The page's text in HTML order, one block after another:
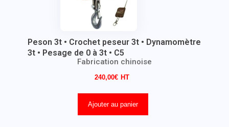
Peson 3t • Crochet peseur 3t • Dynamomètre
3t • Pesage de 0 à 3t • C5
Fabrication chinoise
240,00€
Ajouter au panier